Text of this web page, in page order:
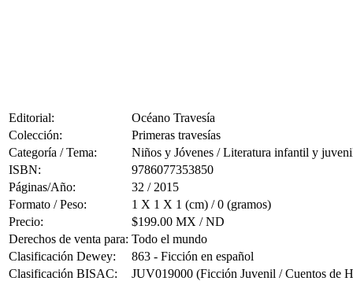
Editorial:
Océano Travesía
Colección:
Primeras travesías
Categoría / Tema:
Niños y Jóvenes / Literatura infantil y
ISBN:
9786077353850
Páginas/Año:
32 / 2015
Formato / Peso:
1 X 1 X 1 (cm) / 0 (gramos)
Precio:
$199.00 MX / ND
Derechos de venta para: Todo el mundo
Clasificación Dewey:
863 - Ficción en español
Clasificación BISAC:
JUV019000 (Ficción Juvenil / Cuentos de